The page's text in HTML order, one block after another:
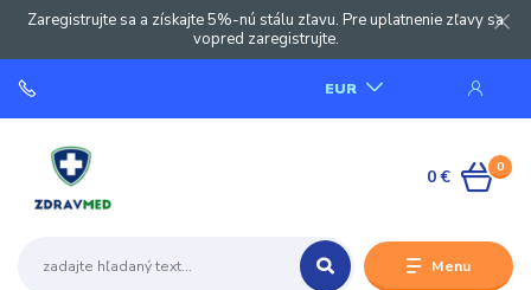
Zaregistrujte sa a získajte 5%-nú stálu zľavu. Pre uplatnenie zľavy sa
vopred zaregistrujte.
Menu
EUR
0
0 €